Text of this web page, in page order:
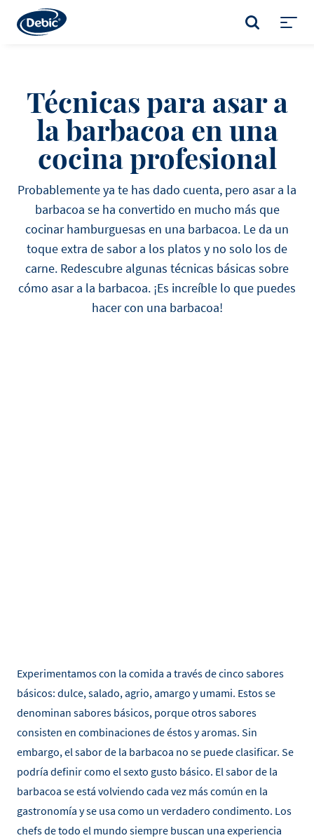
main
BUSCAR
Técnicas para asar a
la barbacoa en una
cocina profesional
Probablemente ya te has dado cuenta, pero asar a la
barbacoa se ha convertido en mucho más que
cocinar hamburguesas en una barbacoa. Le da un
toque extra de sabor a los platos y no solo los de
carne. Redescubre algunas técnicas básicas sobre
cómo asar a la barbacoa. ¡Es increíble lo que puedes
hacer con una barbacoa!
Experimentamos con la comida a través de cinco sabores
básicos: dulce, salado, agrio, amargo y umami. Estos se
denominan sabores básicos, porque otros sabores
consisten en combinaciones de éstos y aromas. Sin
embargo, el sabor de la barbacoa no se puede clasificar. Se
podría definir como el sexto gusto básico. El sabor de la
barbacoa se está volviendo cada vez más común en la
gastronomía y se usa como un verdadero condimento. Los
chefs de todo el mundo siempre buscan una experiencia